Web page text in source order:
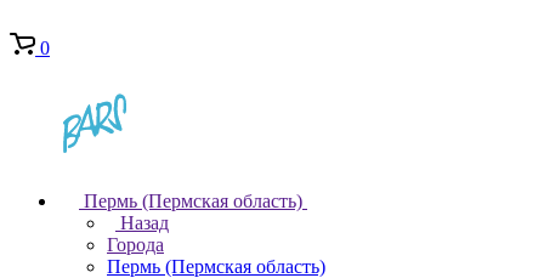
0
Пермь (Пермская область)
Назад
Города
Пермь (Пермская область)